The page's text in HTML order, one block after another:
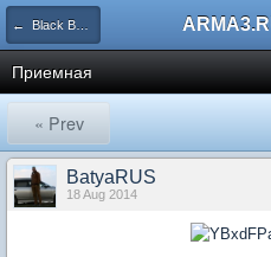
← Black Badges [BB]
Приемная
« Prev
BatyaRUS
18 Aug 2014